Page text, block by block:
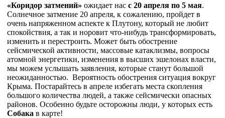
«Коридор затмений» ожидает нас с 20 апреля по 5 мая.
Солнечное затмение 20 апреля, к сожалению, пройдет в
очень напряженном аспекте к Плутону, который не любит
спокойствия, а так и норовит что-нибудь трансформировать,
изменить и перестроить. Может быть обострение
сейсмической активности, массовые катаклизмы, вопросы
атомной энергетики, изменения в высших эшелонах власти,
мы можем услышать заявления, которые станут большой
неожиданностью. Вероятность обострения ситуация вокруг
Крыма. Постарайтесь в апреле избегать места скопления
большого количества людей, а также сейсмически опасных
районов. Особенно будьте осторожны люди, у которых есть
Собака в карте!